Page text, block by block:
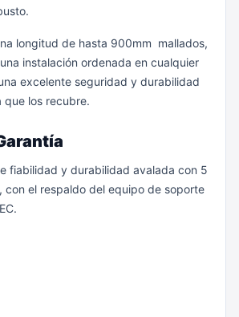
longitud de hasta 900mm mallados,
instalación ordenada en cualquier
excelente seguridad y durabilidad
que los recubre.
fiabilidad y durabilidad avalada con 5
con el respaldo del equipo de soporte